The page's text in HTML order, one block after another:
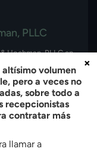
PLLC
Hochman, PLLC en
de experiencia,
lesiones
y compensación
de Abogados del
cum laude de la
El Sr.
de
volumen
pero a veces no
sobre todo a
recepcionistas
contratar más
llamar a
×